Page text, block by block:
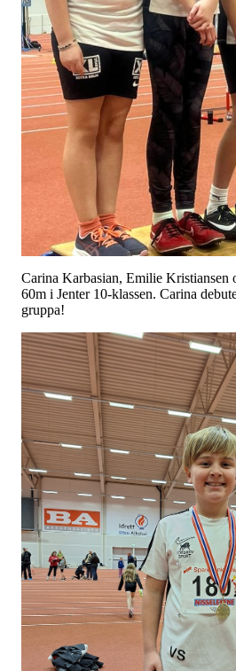
Carina Karbasian, Emilie Kristiansen
60m i Jenter 10-klassen. Carina
gruppa!